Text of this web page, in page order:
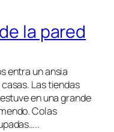
la pared
entra un ansia
Las tiendas
en una grande
Colas